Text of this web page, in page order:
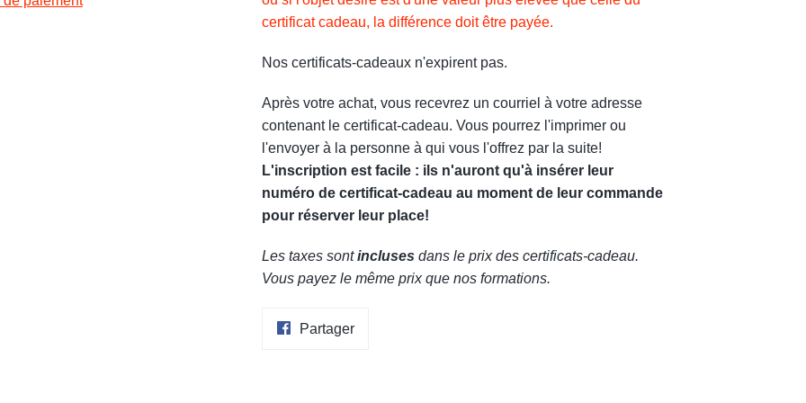
certificat cadeau, la différence doit être payée.
Nos certificats-cadeaux n'expirent pas.
Après votre achat, vous recevrez un courriel à votre adresse
contenant le certificat-cadeau. Vous pourrez l'imprimer ou
l'envoyer à la personne à qui vous l'offrez par la suite!
L'inscription est facile : ils n'auront qu'à insérer leur
numéro de certificat-cadeau au moment de leur commande
pour réserver leur place!
Les taxes sontincluses dans le prix des certificats-cadeau.
Vous payez le même prix que nos formations.
PartagerPartager